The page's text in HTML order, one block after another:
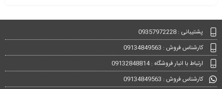
پشتیبانی : 09357972228
کارشناس فروش : 09134849563
ارتباط با انبار فروشگاه : 09132848814
کارشناس فروش : 09134849563